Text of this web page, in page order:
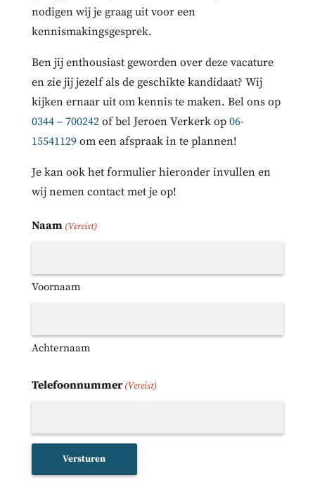
nodigen wij je graag uit voor een
kennismakingsgesprek.
Ben jij enthousiast geworden over deze vacature
en zie jij jezelf als de geschikte kandidaat? Wij
kijken ernaar uit om kennis te maken. Bel ons op
0344 – 700242of bel Jeroen Verkerk op 06-
15541129om een afspraak in te plannen!
Je kan ook het formulier hieronder invullen en
wij nemen contact met je op!
Naam (Vereist)
Voornaam
Achternaam
Telefoonnummer (Vereist)